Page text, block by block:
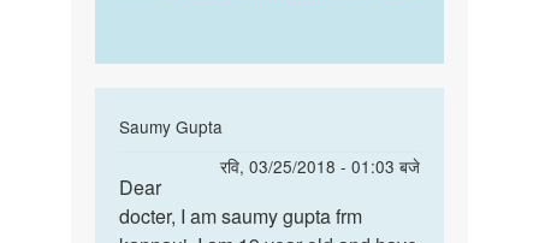
Saumy Gupta
रवि, 03/25/2018 - 01:03 बजे
reply
मेरा
Dear
docter,
Dear
docter, I am saumy gupta frm